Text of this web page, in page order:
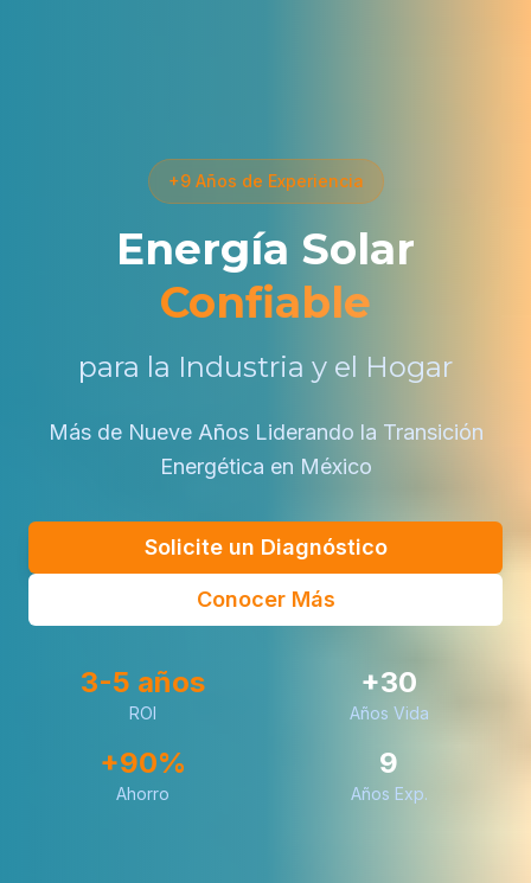
+9 Años de Experiencia
Energía Solar
Confiable
para la Industria y el Hogar
Más de Nueve Años Liderando la Transición
Energética en México
Solicite un Diagnóstico
Conocer Más
3-5 años
ROI
+30
Años Vida
+90%
Ahorro
9
Años Exp.